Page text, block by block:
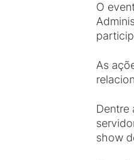
O
As
Dentre
show